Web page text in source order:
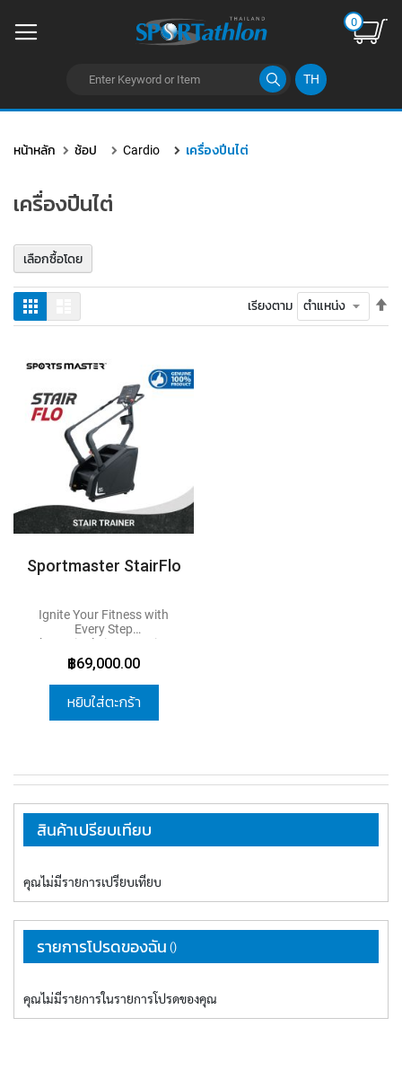
TH
0
ยัง
หน้าหลัก ช้อป Cardio เครื่องปีนไต่
เครื่องปีนไต่
ตาราง เรียงตาม
Sportmaster StairFlo
Ignite Your Fitness with
Every Step
The Stair Flo is a premium
cardio machine designed to
deliver an intense yet safe
workout experience.
Featuring over 38 built-in
intelligent emergency stop
system, and Cool Down
mode, it ensures maximum
performance and safety.
Whether your goal is
burning, or recovery, the Stair
Flo is built to meet every
fitness need. Its durable
construction and stable
design make it ideal for
professional gyms, fitness
centers, or training facilities
performance equipment.
฿69,000.00
หยิบใส่ตะกร้า
เลือกซื้อโดย
สินค้าเปรียบเทียบ
คุณไม่มีรายการเปรียบเทียบ
รายการโปรดของฉัน
คุณไม่มีรายการในรายการโปรดของคุณ